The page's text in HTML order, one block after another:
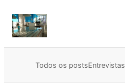
Todos os postsEntrevistas